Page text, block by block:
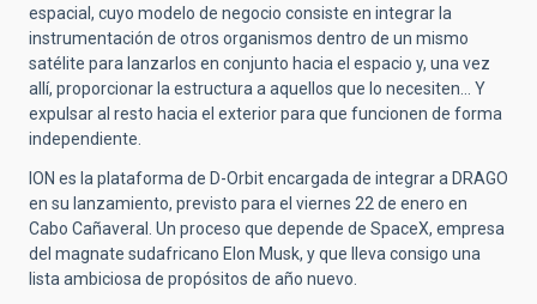
espacial, cuyo modelo de negocio consiste en integrar la
instrumentación de otros organismos dentro de un mismo
satélite para lanzarlos en conjunto hacia el espacio y, una vez
allí, proporcionar la estructura a aquellos que lo necesiten… Y
expulsar al resto hacia el exterior para que funcionen de forma
independiente.
ION es la plataforma de D-Orbit encargada de integrar a DRAGO
en su lanzamiento, previsto para el viernes 22 de enero en
Cabo Cañaveral. Un proceso que depende de SpaceX, empresa
del magnate sudafricano Elon Musk, y que lleva consigo una
lista ambiciosa de propósitos de año nuevo.